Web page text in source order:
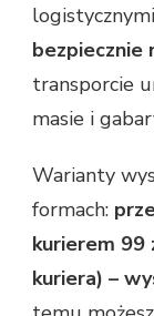
bezpiecznie
transporcie
masie i
Warianty
formach:
kurierem 99
kuriera) –